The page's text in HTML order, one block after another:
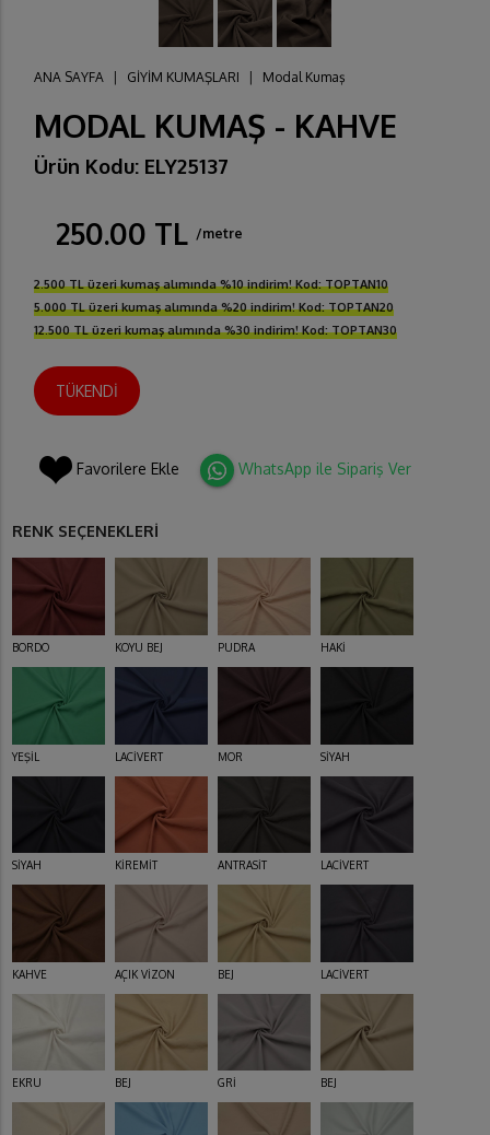
ANA SAYFA GİYİM KUMAŞLARI Modal Kumaş
MODAL KUMAŞ - KAHVE
Ürün Kodu: ELY25137
250.00 TL /metre
2.500 TL üzeri kumaş alımında %10 indirim! Kod: TOPTAN10
5.000 TL üzeri kumaş alımında %20 indirim! Kod: TOPTAN20
12.500 TL üzeri kumaş alımında %30 indirim! Kod: TOPTAN30
TÜKENDİ
Favorilere Ekle WhatsApp ile Sipariş Ver
RENK SEÇENEKLERİ
BORDO KOYU BEJ PUDRA HAKİ
YEŞİL LACİVERT MOR SİYAH
SİYAH KİREMİT ANTRASİT LACİVERT
KAHVE AÇIK VİZON BEJ LACİVERT
EKRU BEJ GRİ BEJ